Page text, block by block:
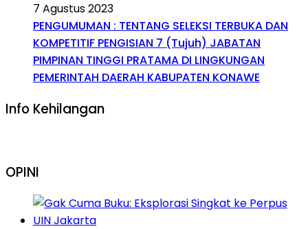
7 Agustus 2023
PENGUMUMAN : TENTANG SELEKSI TERBUKA DAN
KOMPETITIF PENGISIAN 7 (Tujuh) JABATAN
PIMPINAN TINGGI PRATAMA DI LINGKUNGAN
PEMERINTAH DAERAH KABUPATEN KONAWE
Info Kehilangan
OPINI